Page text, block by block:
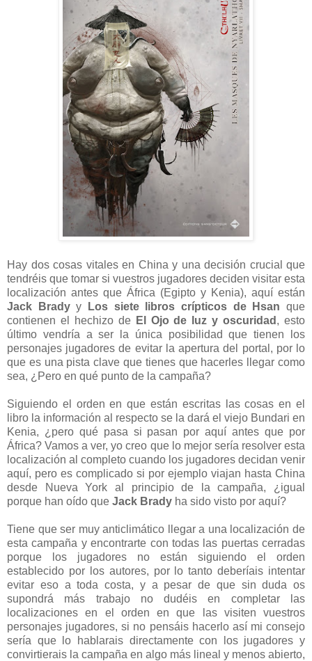
Hay dos cosas vitales en China y una decisión crucial que
tendréis que tomar si vuestros jugadores deciden visitar esta
localización antes que África (Egipto y Kenia), aquí están
Jack Bradyy Los siete libros crípticos de Hsan que
contienen el hechizo de El Ojo de luz y oscuridad , esto
último vendría a ser la única posibilidad que tienen los
personajes jugadores de evitar la apertura del portal, por lo
que es una pista clave que tienes que hacerles llegar como
sea, ¿Pero en qué punto de la campaña?
Siguiendo el orden en que están escritas las cosas en el
libro la información al respecto se la dará el viejo Bundari en
Kenia, ¿pero qué pasa si pasan por aquí antes que por
África? Vamos a ver, yo creo que lo mejor sería resolver esta
localización al completo cuando los jugadores decidan venir
aquí, pero es complicado si por ejemplo viajan hasta China
desde Nueva York al principio de la campaña, ¿igual
porque han oído que Jack Brady ha sido visto por aquí?
Tiene que ser muy anticlimático llegar a una localización de
esta campaña y encontrarte con todas las puertas cerradas
porque los jugadores no están siguiendo el orden
establecido por los autores, por lo tanto deberíais intentar
evitar eso a toda costa, y a pesar de que sin duda os
supondrá más trabajo no dudéis en completar las
localizaciones en el orden en que las visiten vuestros
personajes jugadores, si no pensáis hacerlo así mi consejo
sería que lo hablarais directamente con los jugadores y
convirtierais la campaña en algo más lineal y menos abierto,